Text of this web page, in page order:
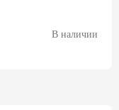
В наличии